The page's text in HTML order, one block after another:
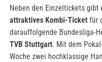
Neben den Einzeltickets gibt
attraktives Kombi-Ticket für
darauffolgende Bundesliga-
TVB Stuttgart. Mit dem
Woche zwei hochklassige